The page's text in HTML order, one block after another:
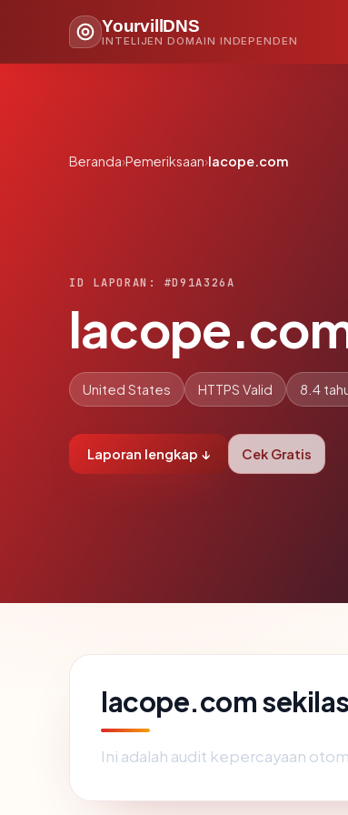
YourvillDNS
INTELIJEN DOMAIN INDEPENDEN
Beranda›Pemeriksaan›lacope.com
ID LAPORAN: #D91A326A
United States HTTPS Valid 8.4
Laporan lengkap ↓ Cek Gratis
lacope.com sekilas
Ini adalah audit kepercayaan